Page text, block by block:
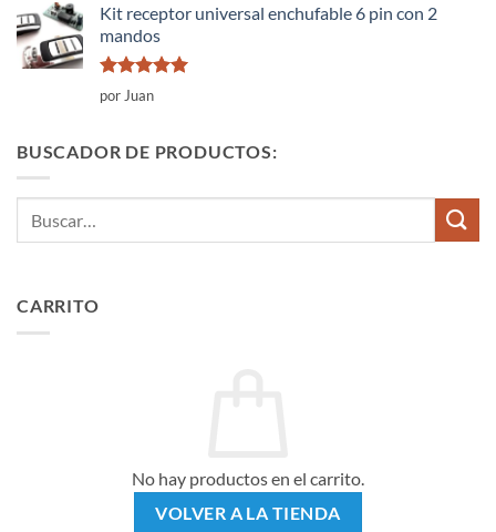
Kit receptor universal enchufable 6 pin con 2
mandos
Valorado
con
por Juan
BUSCADOR DE PRODUCTOS:
CARRITO
No hay productos en el carrito.
VOLVER A LA TIENDA